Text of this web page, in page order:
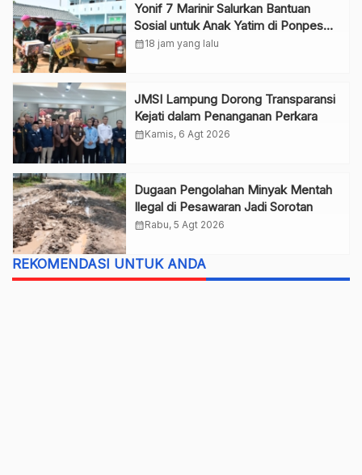
Yonif 7 Marinir Salurkan Bantuan
Sosial untuk Anak Yatim di Ponpes
Nurul Huda
calendar_month18 jam yang lalu
JMSI Lampung Dorong Transparansi
Kejati dalam Penanganan Perkara
calendar_monthKamis, 6 Agt 2026
Dugaan Pengolahan Minyak Mentah
Ilegal di Pesawaran Jadi Sorotan
calendar_monthRabu, 5 Agt 2026
REKOMENDASI UNTUK ANDA